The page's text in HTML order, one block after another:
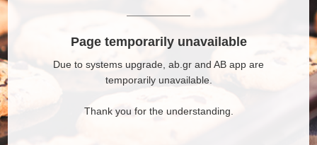
Page temporarily unavailable
Due to systems upgrade, ab.gr and AB app are
temporarily unavailable.
Thank you for the understanding.